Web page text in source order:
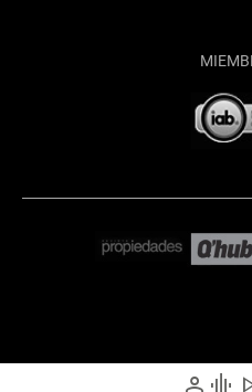
person graphic_eq